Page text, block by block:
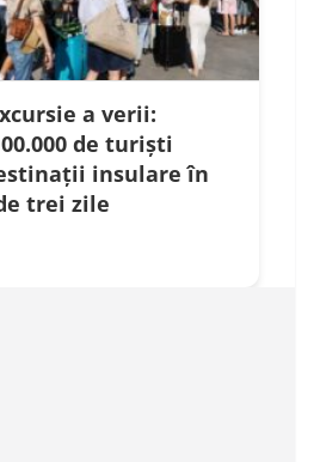
a verii:
de turiști
insulare în
trei zile